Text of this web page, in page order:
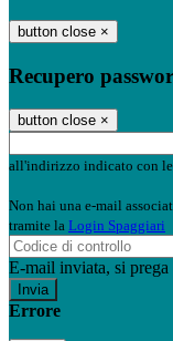
button close ×
Recupero
button close ×
all'indirizzo indicato con
Non hai una e-mail
tramite la Login Spaggiari
E-mail inviata, si
Errore